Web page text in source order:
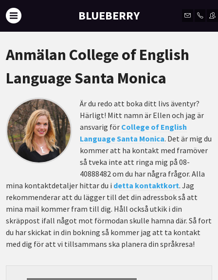
BLUEBERRY
Anmälan College of English
Language Santa Monica
Är du redo att boka ditt livs äventyr?
Härligt! Mitt namn är Ellen och jag är
ansvarig för College of English
Language Santa Monica. Det är mig du
kommer att ha kontakt med framöver
så tveka inte att ringa mig på 08-
40888482 om du har några frågor. Alla
mina kontaktdetaljer hittar du i detta kontaktkort. Jag
rekommenderar att du lägger till det din adressbok så att
mina mail kommer fram till dig. Håll också utkik i din
skräppost ifall något mot förmodan skulle hamna där. Så fort
du har skickat in din bokning så kommer jag att ta kontakt
med dig för att vi tillsammans ska planera din språkresa!